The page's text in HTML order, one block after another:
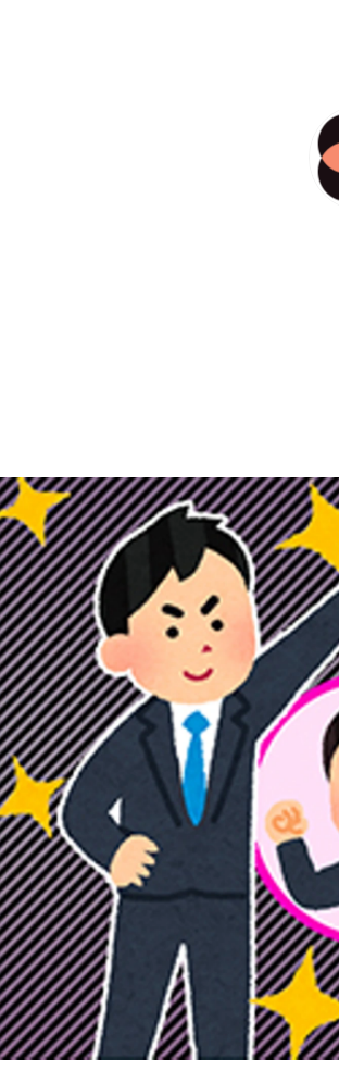
髙田 宏美
株式会社ルシダス / コーポレート・スタッフ